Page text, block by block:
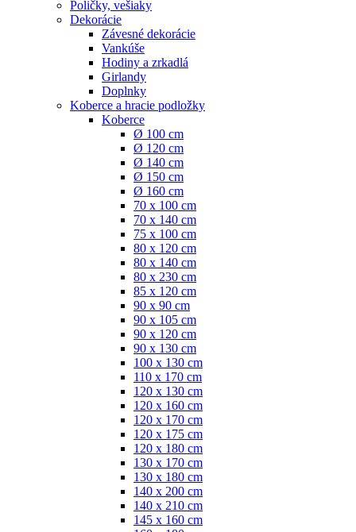
Poličky, vešiaky
Dekorácie
Závesné dekorácie
Vankúše
Hodiny a zrkadlá
Girlandy
Doplnky
Koberce a hracie podložky
Koberce
Ø 100 cm
Ø 120 cm
Ø 140 cm
Ø 150 cm
Ø 160 cm
70 x 100 cm
70 x 140 cm
75 x 100 cm
80 x 120 cm
80 x 140 cm
80 x 230 cm
85 x 120 cm
90 x 90 cm
90 x 105 cm
90 x 120 cm
90 x 130 cm
100 x 130 cm
110 x 170 cm
120 x 130 cm
120 x 160 cm
120 x 170 cm
120 x 175 cm
120 x 180 cm
130 x 170 cm
130 x 180 cm
140 x 200 cm
140 x 210 cm
145 x 160 cm